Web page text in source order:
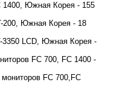
1400, Южная Корея - 155
200, Южная Корея - 18
LCD, Южная Корея -
FC 700, FC 1400 -
FC 700,FC